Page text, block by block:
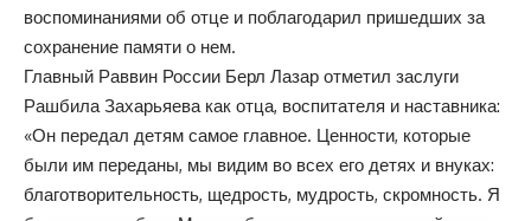
воспоминаниями об отце и поблагодарил пришедших за
сохранение памяти о нем.
Главный Раввин России Берл Лазар отметил заслуги
Рашбила Захарьяева как отца, воспитателя и наставника:
«Он передал детям самое главное. Ценности, которые
были им переданы, мы видим во всех его детях и внуках:
благотворительность, щедрость, мудрость, скромность. Я